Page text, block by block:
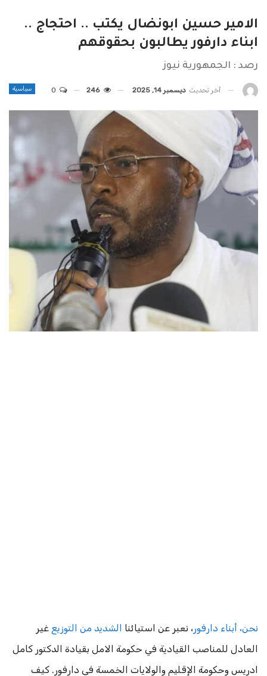
الامير حسين ابونضال يكتب .. احتجاج ..
ابناء دارفور يطالبون بحقوقهم
رصد : الجمهورية نيوز
سياسية آخر تحديث ديسمبر 14, 2025 246
نحن، أبناء دارفور ، نعبر عن استيائنا الشديد من التوزيع غير
العادل للمناصب القيادية في حكومة الامل بقيادة الدكتور كامل
ادريس وحكومة الإقليم والولايات الخمسة في دارفور. كيف